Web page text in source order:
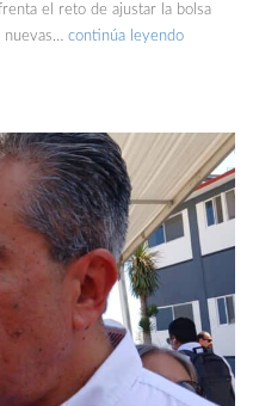
el reto de ajustar la bolsa
continúa leyendo